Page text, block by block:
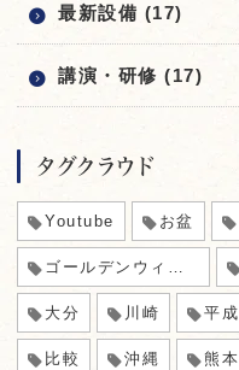
最新設備 (17)
講演・研修 (17)
タグクラウド
Youtube お盆
ゴールデンウィーク
大分 川崎 平成
比較 沖縄 熊本